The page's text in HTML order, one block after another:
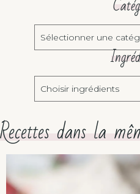
ingrédients
Recettes dans la